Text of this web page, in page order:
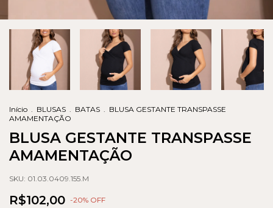
Início . BLUSAS . BATAS . BLUSA GESTANTE TRANSPASSE
AMAMENTAÇÃO
BLUSA GESTANTE TRANSPASSE
AMAMENTAÇÃO
SKU: 01.03.0409.155.M
R$102,00 -20% OFF